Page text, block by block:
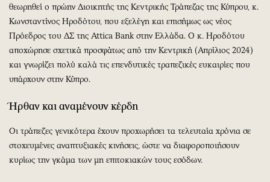
θεωρηθεί ο πρώην Διοικητής της Κεντρικής Τράπεζας της Κύπρου, κ.
Κωνσταντίνος Ηροδότου, που εξελέγη και επισήμως ως νέος
Πρόεδρος του ΔΣ της Attica Bank στην Ελλάδα. Ο κ. Ηροδότου
αποχώρησε σχετικά προσφάτως από την Κεντρική (Απρίλιος 2024)
και γνωρίζει πολύ καλά τις επενδυτικές τραπεζικές ευκαιρίες που
υπάρχουν στην Κύπρο.
Ήρθαν και αναμένουν κέρδη
Οι τράπεζες γενικότερα έχουν προχωρήσει τα τελευταία χρόνια σε
στοχευμένες αναπτυξιακές κινήσεις, ώστε να διαφοροποιήσουν
κυρίως την γκάμα των μη επιτοκιακών τους εσόδων.